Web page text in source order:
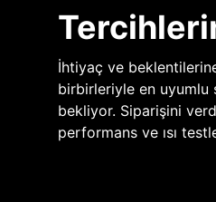
İhtiyaç ve
birbirleriyle en uyumlu
bekliyor. Siparişini
performans ve ısı